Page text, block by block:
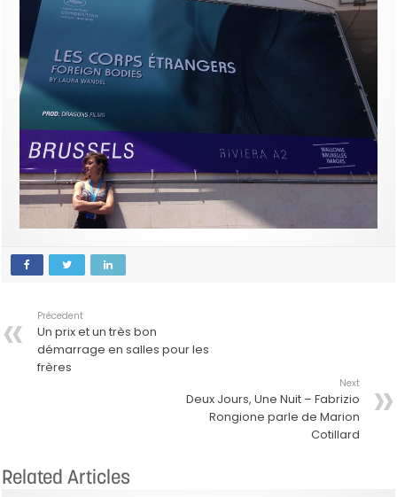
Précedent
Un prix et un très bon
démarrage en salles pour les
frères
Next
Deux Jours, Une Nuit – Fabrizio
Rongione parle de Marion
Cotillard
Related Articles